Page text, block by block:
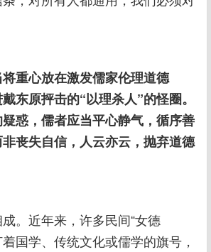
重心放在激发儒家伦理道德
东原抨击的“以理杀人”的怪圈。
惑，儒者应当平心静气，循序善
丧失自信，人云亦云，抛弃道德
。近年来，许多民间“女德
着国学、传统文化或儒学的旗号，